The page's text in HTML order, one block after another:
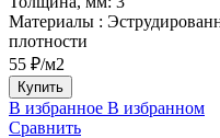
Материалы :
плотности
55 ₽/м2
Купить
В избранное В избранном
Сравнить